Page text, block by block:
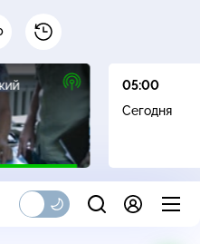
16+
05:00
Сегодня